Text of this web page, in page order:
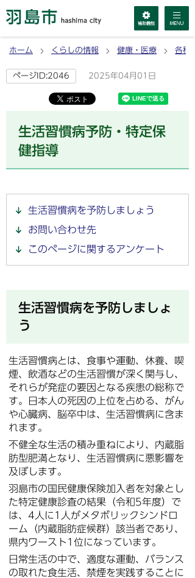
ホーム くらしの情報 健康・医療 各種
ページID:2046 2025年04月01日
生活習慣病予防・特定保
健指導
生活習慣病を予防しましょう
お問い合わせ先
このページに関するアンケート
生活習慣病を予防しましょ
う
生活習慣病とは、食事や運動、休養、喫
煙、飲酒などの生活習慣が深く関与し、
それらが発症の要因となる疾患の総称で
す。日本人の死因の上位を占める、がん
や心臓病、脳卒中は、生活習慣病に含ま
れます。
不健全な生活の積み重ねにより、内蔵脂
肪型肥満となり、生活習慣病に悪影響を
及ぼします。
羽島市の国民健康保険加入者を対象とし
た特定健康診査の結果（令和5年度）で
は、4人に1人がメタボリックシンドロ
ーム（内蔵脂肪症候群）該当者であり、
県内ワースト1位になっています。
日常生活の中で、適度な運動、バランス
の取れた食生活、禁煙を実践することに